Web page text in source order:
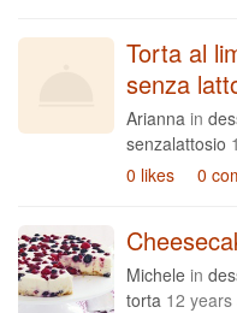
Torta al
senza
Arianna in
senzalattosio
0 likes
0
Michele in
torta 12 years